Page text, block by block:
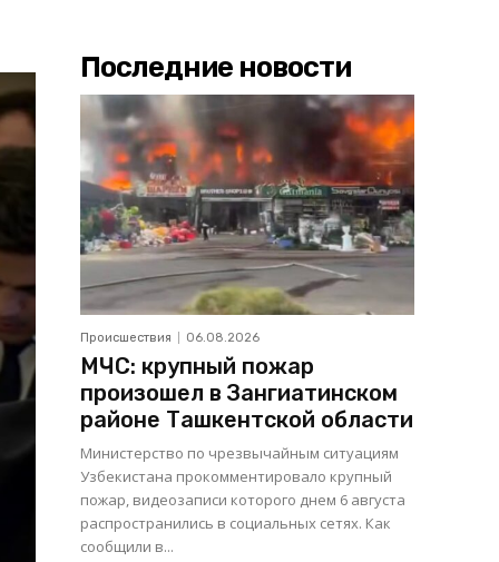
Последние новости
Происшествия 06.08.2026
МЧС: крупный пожар
произошел в Зангиатинском
районе Ташкентской области
Министерство по чрезвычайным ситуациям
Узбекистана прокомментировало крупный
пожар, видеозаписи которого днем 6 августа
распространились в социальных сетях. Как
сообщили в...